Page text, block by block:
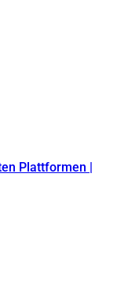
Plattformen |